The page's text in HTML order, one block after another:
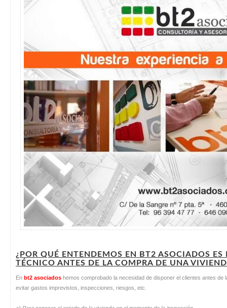
¿POR QUÉ ENTENDEMOS EN BT2 ASOCIADOS
TÉCNICO ANTES DE LA COMPRA DE UNA
En bt2 asociados hemos comprobado la necesidad de disponer el clientes antes
evitar gastos imprevistos, inspecciones, riesgos, etc.